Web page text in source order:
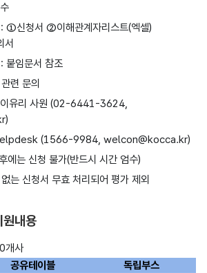
①신청서 ②이해관계자리스트(엑셀)
서
임문서 참조
련 문의
리 사원 (02-6441-3624,
(1566-9984, welcon@kocca.kr)
는 신청 불가(반드시 시간 엄수)
신청서 무효 처리되어 평가 제외
내용
개사
공유테이블 독립부스